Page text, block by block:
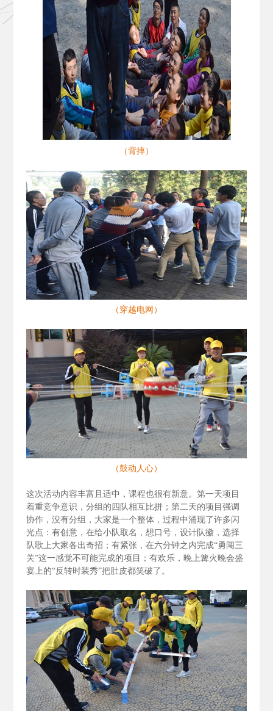
（背摔）
（穿越电网）
（鼓动人心）
这次活动内容丰富且适中，课程也很有新意。第一天项目
着重竞争意识，分组的四队相互比拼；第二天的项目强调
协作，没有分组，大家是一个整体，过程中涌现了许多闪
光点：有创意，在给小队取名，想口号，设计队徽，选择
队歌上大家各出奇招；有紧张，在六分钟之内完成“勇闯三
关”这一感觉不可能完成的项目；有欢乐，晚上篝火晚会盛
宴上的“反转时装秀”把肚皮都笑破了。